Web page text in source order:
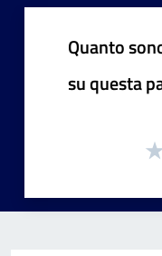
Quanto
su questa